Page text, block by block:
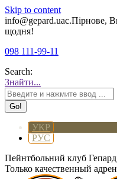
Skip to content
info@gepard.uaс.Пірнове,
щодня!
098 111-99-11
Search:
Знайти...
УКР
РУС
Пейнтбольний клуб Гепард
Только качественный